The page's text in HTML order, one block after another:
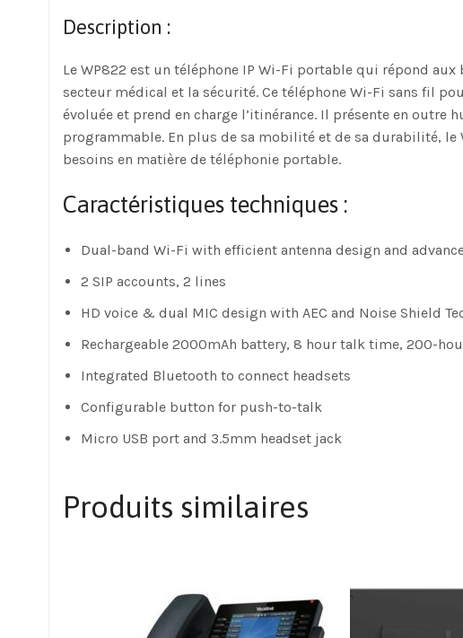
Description :
Le WP822 est un téléphone IP Wi-Fi portable qui répond
secteur médical et la sécurité. Ce téléphone Wi-Fi sans fil
évoluée et prend en charge l’itinérance. Il présente en
programmable. En plus de sa mobilité et de sa durabilité,
besoins en matière de téléphonie portable.
Caractéristiques techniques :
Dual-band Wi-Fi with efficient antenna design and
2 SIP accounts, 2 lines
HD voice & dual MIC design with AEC and Noise Shield
Rechargeable 2000mAh battery, 8 hour talk time, 200-
Integrated Bluetooth to connect headsets
Configurable button for push-to-talk
Micro USB port and 3.5mm headset jack
Produits similaires